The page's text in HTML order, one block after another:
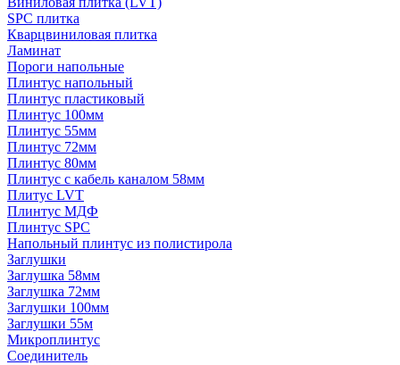
SPC плитка
Кварцвиниловая плитка
Ламинат
Пороги напольные
Плинтус напольный
Плинтус пластиковый
Плинтус 100мм
Плинтус 55мм
Плинтус 72мм
Плинтус 80мм
Плинтус с кабель каналом 58мм
Плитус LVT
Плинтус МДФ
Плинтус SPC
Напольный плинтус из полистирола
Заглушки
Заглушка 58мм
Заглушка 72мм
Заглушки 100мм
Заглушки 55м
Микроплинтус
Соединитель